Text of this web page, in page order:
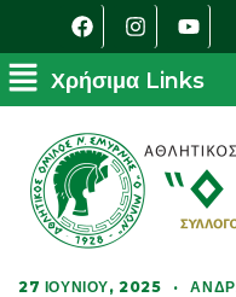
27 ΙΟΥΝΊΟΥ, 2025 ·